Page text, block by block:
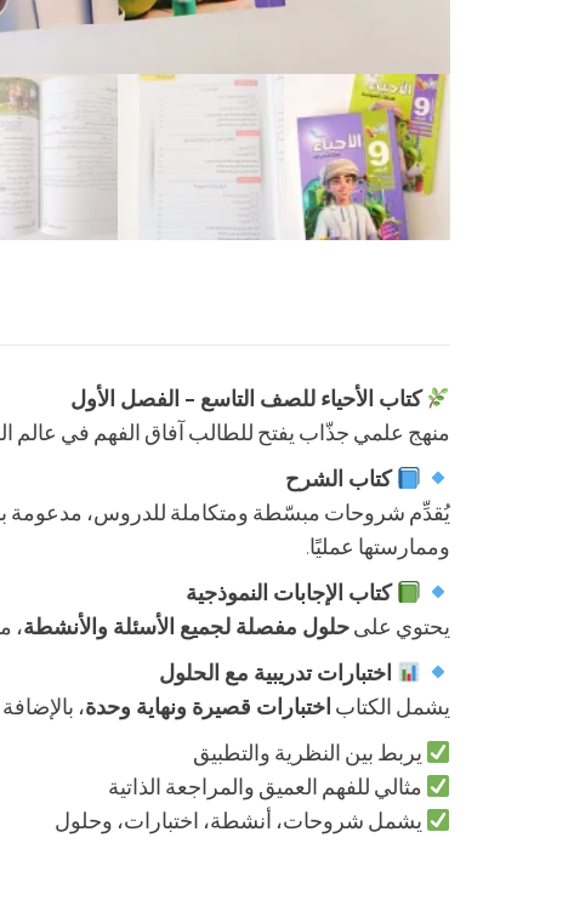
كتاب الأحياء للصف التاسع – الفصل الأول
منهج علمي جذّاب يفتح للطالب آفاق الفهم في عالم
كتاب الشرح
يُقدِّم شروحات مبسّطة ومتكاملة للدروس، مدعومة
وممارستها عمليًا.
كتاب الإجابات النموذجية
يحتوي علىحلول مفصلة لجميع الأسئلة والأنشطة،
اختبارات تدريبية مع الحلول
يشمل الكتاب اختبارات قصيرة ونهاية وحدة،
يربط بين النظرية والتطبيق
مثالي للفهم العميق والمراجعة الذاتية
يشمل شروحات، أنشطة، اختبارات، وحلول